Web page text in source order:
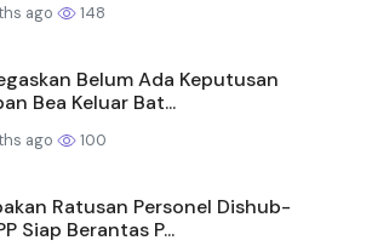
ago 148
Belum Ada Keputusan
Bea Keluar Bat...
ago 100
Ratusan Personel Dishub-
Siap Berantas P...